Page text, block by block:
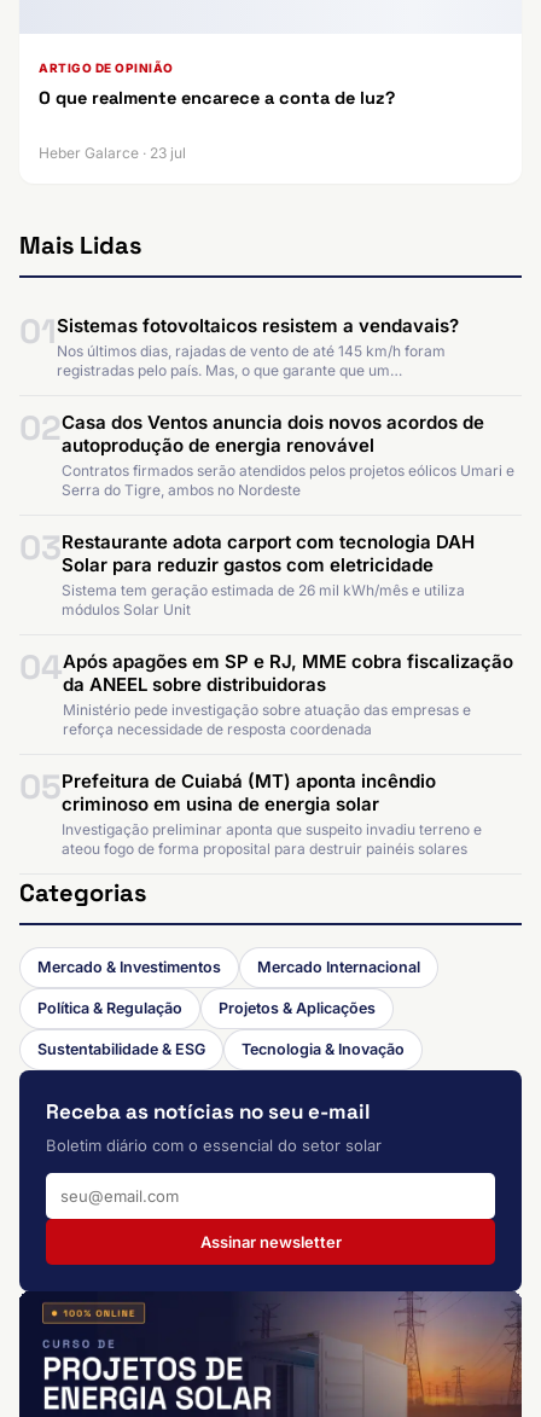
ARTIGO DE OPINIÃO
O que realmente encarece a conta de luz?
Heber Galarce · 23 jul
Mais Lidas
01Sistemas fotovoltaicos resistem a vendavais?
Nos últimos dias, rajadas de vento de até 145 km/h foram
registradas pelo país. Mas, o que garante que um…
02Casa dos Ventos anuncia dois novos acordos de
autoprodução de energia renovável
Contratos firmados serão atendidos pelos projetos eólicos Umari e
Serra do Tigre, ambos no Nordeste
03Restaurante adota carport com tecnologia DAH
Solar para reduzir gastos com eletricidade
Sistema tem geração estimada de 26 mil kWh/mês e utiliza
módulos Solar Unit
04Após apagões em SP e RJ, MME cobra fiscalização
da ANEEL sobre distribuidoras
Ministério pede investigação sobre atuação das empresas e
reforça necessidade de resposta coordenada
05Prefeitura de Cuiabá (MT) aponta incêndio
criminoso em usina de energia solar
Investigação preliminar aponta que suspeito invadiu terreno e
ateou fogo de forma proposital para destruir painéis solares
Categorias
Mercado & Investimentos Mercado Internacional
Política & Regulação Projetos & Aplicações
Sustentabilidade & ESG Tecnologia & Inovação
Receba as notícias no seu e-mail
Boletim diário com o essencial do setor solar
Assinar newsletter